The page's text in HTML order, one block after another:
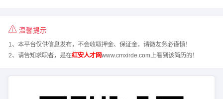
温馨提示
1、本平台仅供信息发布，不会收取押金、保证金，请微友务必谨慎！
2、请告知求职者，是在红安人才网www.cmxirde.com上看到该简历的！